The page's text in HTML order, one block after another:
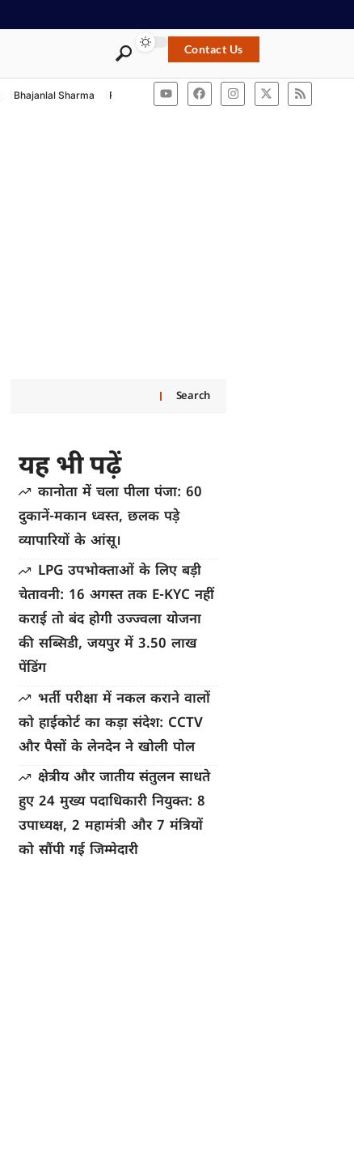
Contact Us
Bhajanlal Sharma Rashtriya Swayamsevak Sangh ACB Rajasthan
Search
यह भी पढ़ें
कानोता में चला पीला पंजा: 60
दुकानें-मकान ध्वस्त, छलक पड़े
व्यापारियों के आंसू।
LPG उपभोक्ताओं के लिए बड़ी
चेतावनी: 16 अगस्त तक E-KYC नहीं
कराई तो बंद होगी उज्ज्वला योजना
की सब्सिडी, जयपुर में 3.50 लाख
पेंडिंग
भर्ती परीक्षा में नकल कराने वालों
को हाईकोर्ट का कड़ा संदेश: CCTV
और पैसों के लेनदेन ने खोली पोल
क्षेत्रीय और जातीय संतुलन साधते
हुए 24 मुख्य पदाधिकारी नियुक्त: 8
उपाध्यक्ष, 2 महामंत्री और 7 मंत्रियों
को सौंपी गई जिम्मेदारी